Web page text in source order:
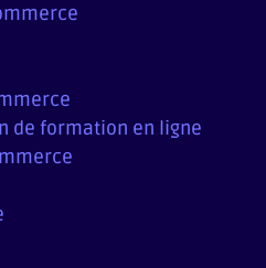
de formation en ligne